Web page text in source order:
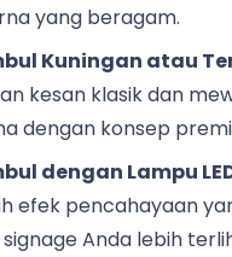
yang beragam.
Kuningan atau
kesan klasik dan
dengan konsep
dengan Lampu
efek pencahayaan
Anda lebih